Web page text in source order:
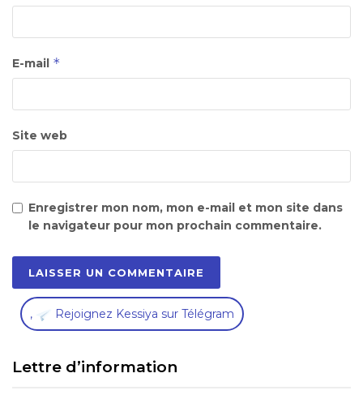
E-mail *
Site web
Enregistrer mon nom, mon e-mail et mon site dans
le navigateur pour mon prochain commentaire.
, Rejoignez Kessiya sur Télégram
Lettre d’information